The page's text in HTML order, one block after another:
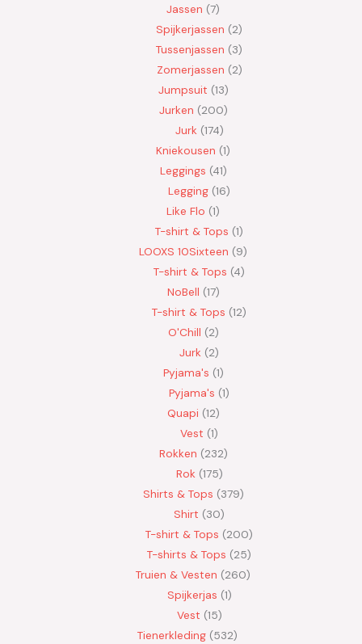
Jassen 7
Spijkerjassen
2
Tussenjassen
3
Zomerjassen 2
Jumpsuit 13
Jurken 200
Jurk 174
Kniekousen 1
Leggings 41
Legging 16
Like Flo 1
T-shirt & Tops 1
LOOXS 10Sixteen
9
T-shirt & Tops 4
NoBell 17
T-shirt & Tops 12
O'Chill 2
Jurk 2
Pyjama's 1
Pyjama's 1
Quapi 12
Vest 1
Rokken 232
Rok 175
Shirts & Tops 379
Shirt
30
T-shirt & Tops
200
T-shirts & Tops
25
Truien & Vesten
260
Spijkerjas 1
Vest 15
Tienerkleding 532